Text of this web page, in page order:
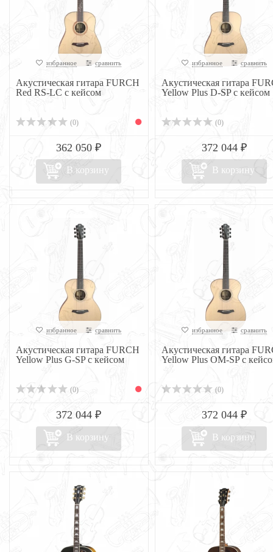
избранное сравнить
Акустическая гитара FURCH
Red RS-LC с кейсом
(0)
362 050 ₽
В корзину
избранное сравнить
Акустическая гитара
Yellow Plus D-SP с кейсом
(0)
372 044 ₽
В корзину
избранное сравнить
Акустическая гитара FURCH
Yellow Plus G-SP с кейсом
(0)
372 044 ₽
В корзину
избранное сравнить
Акустическая гитара
Yellow Plus OM-SP с
(0)
372 044 ₽
В корзину